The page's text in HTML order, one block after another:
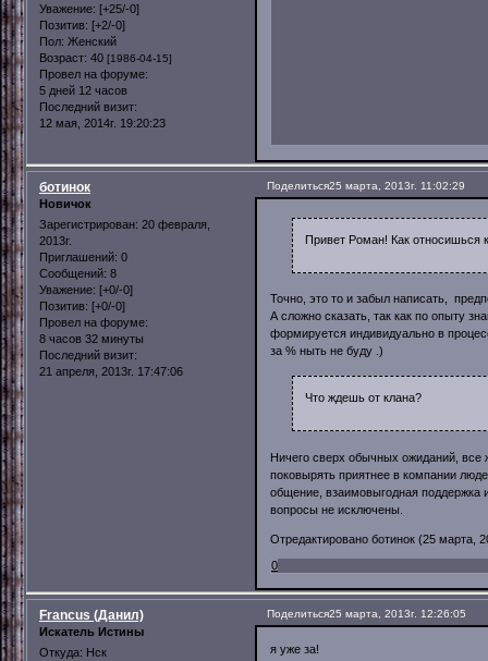
Уважение: [+25/-0]
Позитив: [+2/-0]
Пол: Женский
Возраст: 40 [1986-04-15]
Провел на форуме:
5 дней 12 часов
Последний визит:
12 мая, 2014г. 19:20:23
Поделиться25 марта, 2013г. 11:02:29
ботинок
Новичок
Зарегистрирован: 20 февраля,
2013г.
Приглашений: 0
Сообщений: 8
Уважение: [+0/-0]
Позитив: [+0/-0]
Провел на форуме:
8 часов 32 минуты
Последний визит:
21 апреля, 2013г. 17:47:06
Привет Роман! Как относишься
Точно, это то и забыл написать,
А сложно сказать, так как по опыту
формируется индивидуально в
за % ныть не буду .)
Что ждешь от клана?
Ничего сверх обычных ожиданий, все
поковырять приятнее в компании
общение, взаимовыгодная поддержка
вопросы не исключены.
Отредактировано ботинок (25 марта,
0
Поделиться25 марта, 2013г. 12:26:05
Francus (Данил)
Искатель Истины
Откуда: Нск
я уже за!